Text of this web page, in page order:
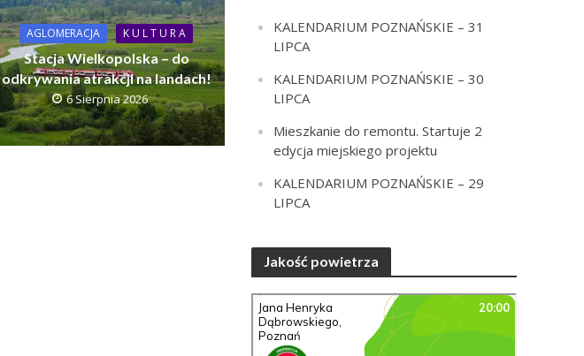
AGLOMERACJA K U L T U R A
Stacja Wielkopolska – do
odkrywania atrakcji na landach!
6 Sierpnia 2026
KALENDARIUM POZNAŃSKIE – 31
LIPCA
KALENDARIUM POZNAŃSKIE – 30
LIPCA
Mieszkanie do remontu. Startuje 2
edycja miejskiego projektu
KALENDARIUM POZNAŃSKIE – 29
LIPCA
Jakość powietrza